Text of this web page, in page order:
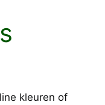
kleuren of